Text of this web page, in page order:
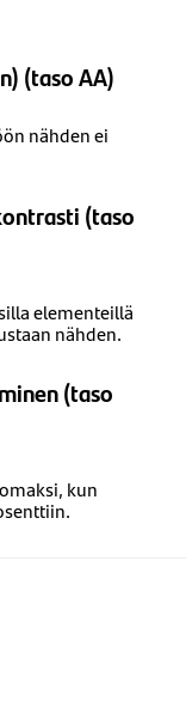
(taso AA)
nähden ei
(taso
elementeillä
​​nähden.
(taso
kun